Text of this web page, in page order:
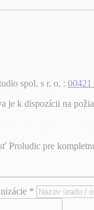
spol. s r. o. : 00421
je k dispozícii na
Proludic pre
*